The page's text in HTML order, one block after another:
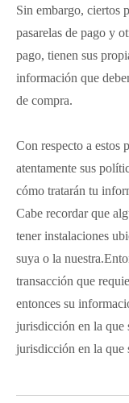
Sin embargo, ciertos
pasarelas de pago y
pago, tienen sus
información que
de compra.
Con respecto a estos
atentamente sus
cómo tratarán tu
Cabe recordar que
tener instalaciones
suya o la
transacción que
entonces su
jurisdicción en la que
jurisdicción en la que